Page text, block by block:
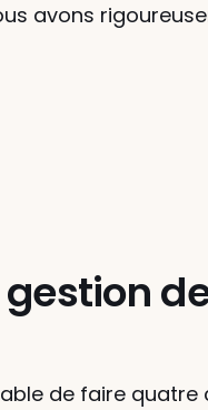
avons
de faire quatre